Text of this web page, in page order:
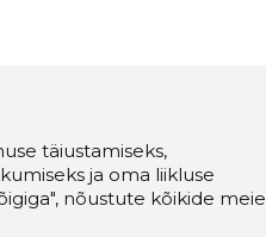
täiustamiseks,
ja oma liikluse
nõustute kõikide meie